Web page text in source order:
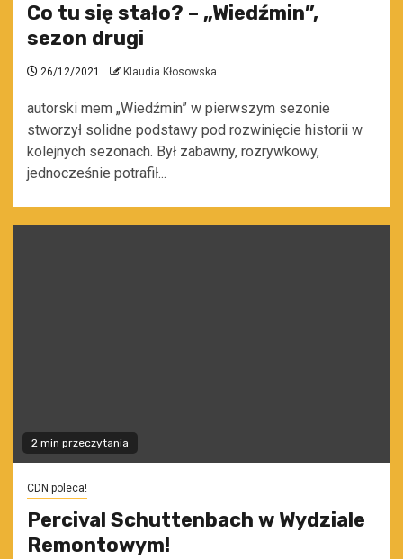
Co tu się stało? – „Wiedźmin”,
sezon drugi
26/12/2021 Klaudia Kłosowska
autorski mem „Wiedźmin” w pierwszym sezonie
stworzył solidne podstawy pod rozwinięcie historii w
kolejnych sezonach. Był zabawny, rozrywkowy,
jednocześnie potrafił...
2 min przeczytania
CDN poleca!
Percival Schuttenbach w Wydziale
Remontowym!